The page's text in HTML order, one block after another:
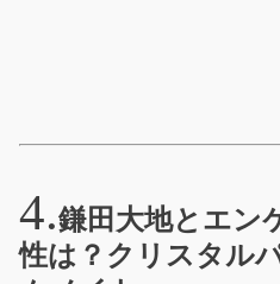
鎌田大地とエン
性は？クリスタル